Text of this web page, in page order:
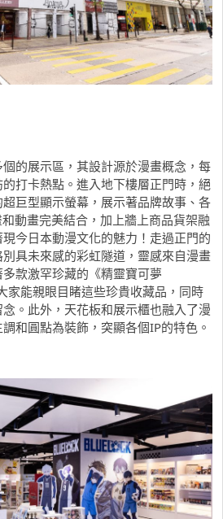
的展示區，其設計源於漫畫概念，每
打卡熱點。進入地下樓層正門時，絕
巨型顯示螢幕，展示著品牌故事、各
動畫完美結合，加上牆上商品貨架融
今日本動漫文化的魅力！走過正門的
具未來感的彩虹隧道，靈感來自漫畫
款激罕珍藏的《精靈寶可夢
家能親眼目睹這些珍貴收藏品，同時
。此外，天花板和展示櫃也融入了漫
和圓點為裝飾，突顯各個IP的特色。